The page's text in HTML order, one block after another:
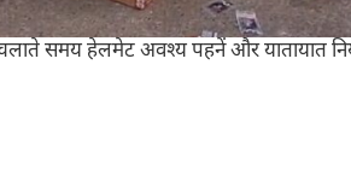
समय हेलमेट अवश्य पहनें और यातायात